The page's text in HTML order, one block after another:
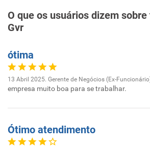
O que os usuários dizem
Gvr
ótima
13 Abril 2025. Gerente de Negócios (Ex-
empresa muito boa para se trabalhar.
Ótimo atendimento